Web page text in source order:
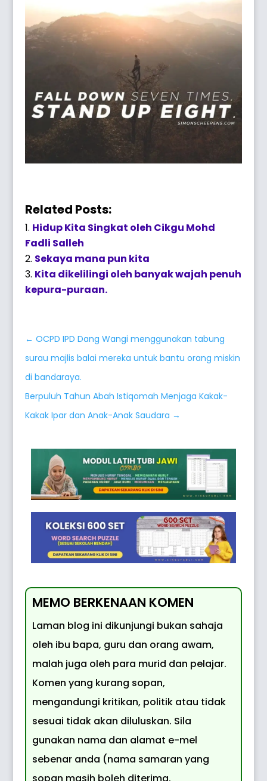
Related Posts:
Hidup Kita Singkat oleh Cikgu Mohd
Fadli Salleh
Sekaya mana pun kita
Kita dikelilingi oleh banyak wajah penuh
kepura-puraan.
←OCPD IPD Dang Wangi menggunakan tabung
surau majlis balai mereka untuk bantu orang miskin
di bandaraya.
Berpuluh Tahun Abah Istiqomah Menjaga Kakak-
Kakak Ipar dan Anak-Anak Saudara →
MEMO BERKENAAN KOMEN
Laman blog ini dikunjungi bukan sahaja
oleh ibu bapa, guru dan orang awam,
malah juga oleh para murid dan pelajar.
Komen yang kurang sopan,
mengandungi kritikan, politik atau tidak
sesuai tidak akan diluluskan. Sila
gunakan nama dan alamat e-mel
sebenar anda (nama samaran yang
sopan masih boleh diterima.